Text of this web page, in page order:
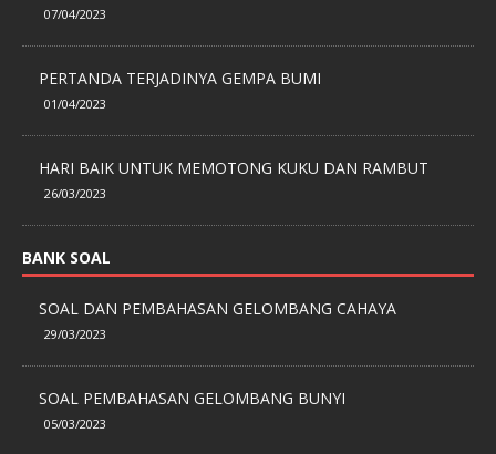
07/04/2023
PERTANDA TERJADINYA GEMPA BUMI
01/04/2023
HARI BAIK UNTUK MEMOTONG KUKU DAN RAMBUT
26/03/2023
BANK SOAL
SOAL DAN PEMBAHASAN GELOMBANG CAHAYA
29/03/2023
SOAL PEMBAHASAN GELOMBANG BUNYI
05/03/2023